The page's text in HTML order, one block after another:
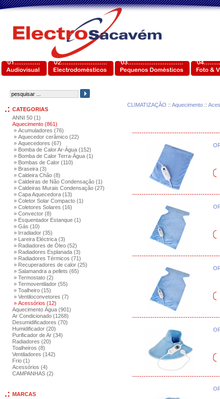
CATEGORIAS
ANNI 50 (1)
Aquecimento (861)
» Acumuladores (76)
» Aquecedor cerâmico (22)
» Aquecedores (67)
» Bomba de Calor Ar-Água (152)
» Bomba de Calor Terra-Água (1)
» Bombas de Calor (110)
» Braseira (3)
» Caldeira Chão (8)
» Caldeiras de Não Condensação (1)
» Caldeiras Murais Condensação (27)
» Capa Aquecedora (13)
» Coletor Solar Compacto (1)
» Coletores Solares (16)
» Convector (8)
» Esquentador Estanque (1)
» Gás (10)
» Irradiador (35)
» Lareira Eléctrica (3)
» Radiadores de Óleo (52)
» Radiadores Esplanada (3)
» Radiadores Térmicos (71)
» Recuperadores de calor (25)
» Salamandra a pellets (65)
» Termostato (2)
» Termoventilador (55)
» Toalheiro (15)
» Ventiloconvetores (7)
» Acessórios (12)
Aquecimento Água (901)
Ar Condicionado (1268)
Desumidificadores (70)
Humidificador (20)
Purificador de Ar (34)
Radiadores (20)
Toalheiros (8)
Ventiladores (142)
Frio (1)
Acessórios (4)
CAMPANHAS (2)
MARCAS
CLIMATIZAÇÃO :: Aquecimento ::